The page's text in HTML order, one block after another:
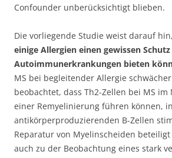
Confounder unberücksichtigt blieben.
Die vorliegende Studie weist darauf hin,
einige Allergien einen gewissen
Autoimmunerkrankungen bieten
MS bei begleitender Allergie
beobachtet, dass Th2-Zellen bei MS im
einer Remyelinierung führen können,
antikörperproduzierenden B-Zellen
Reparatur von Myelinscheiden
auch zu der Beobachtung eines stark